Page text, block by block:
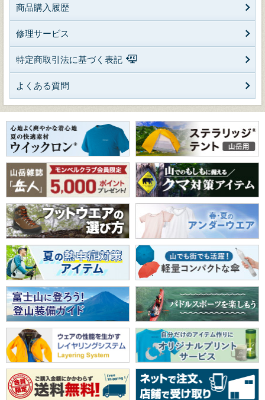
商品購入履歴
修理サービス
特定商取引法に基づく表記
よくある質問